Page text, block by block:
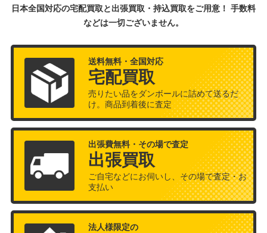
日本全国対応の宅配買取と出張買取・持込買取をご用意！ 手数料
などは一切ございません。
送料無料・全国対応
宅配買取
売りたい品をダンボールに詰めて送るだ
け。商品到着後に査定
出張費無料・その場で査定
出張買取
ご自宅などにお伺いし、その場で査定・お
支払い
法人様限定の